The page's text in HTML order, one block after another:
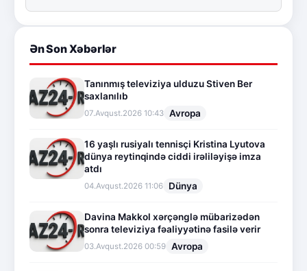
Ən Son Xəbərlər
Tanınmış televiziya ulduzu Stiven Ber
saxlanılıb
07.Avqust.2026 10:43 Avropa
16 yaşlı rusiyalı tennisçi Kristina Lyutova
dünya reytinqində ciddi irəliləyişə imza
atdı
04.Avqust.2026 11:06 Dünya
Davina Makkol xərçənglə mübarizədən
sonra televiziya fəaliyyətinə fasilə verir
03.Avqust.2026 00:59 Avropa